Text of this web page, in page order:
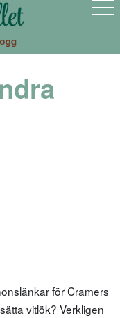
för Cramers
vitlök? Verkligen